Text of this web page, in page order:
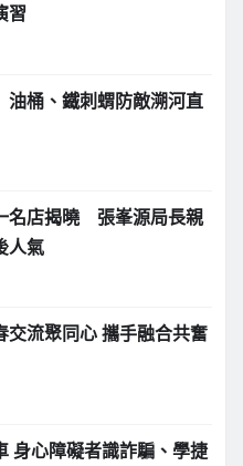
習
桶、鐵刺蝟防敵溯河直
名店揭曉 張峯源局長親
人氣
交流聚同心 攜手融合共奮
身心障礙者識詐騙、學捷